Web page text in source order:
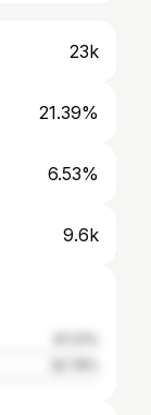
23k
21.39%
6.53%
9.6k